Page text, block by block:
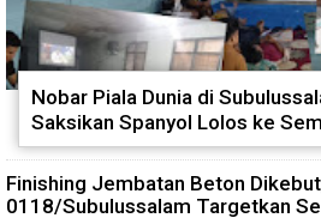
Nobar Piala Dunia di
Saksikan Spanyol Lolos ke
Finishing Jembatan Beton
0118/Subulussalam Targetkan